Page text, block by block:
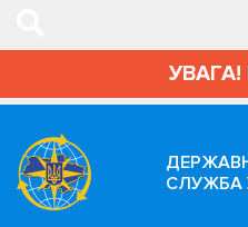
УВАГА!
СЛУЖБА